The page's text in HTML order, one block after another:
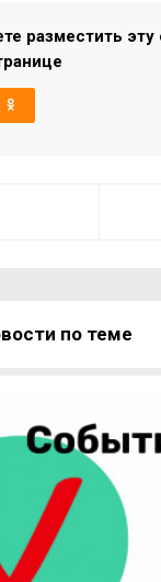
разместить эту
по теме